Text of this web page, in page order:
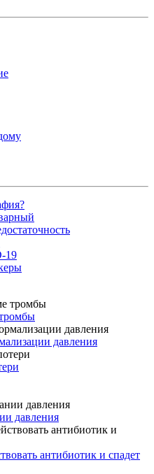
19
давления
давления
антибиотик и спадет